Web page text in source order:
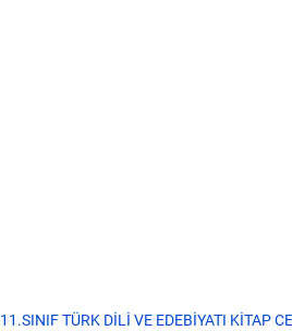
11.SINIF TÜRK DİLİ VE EDEBİYATI KİTAP